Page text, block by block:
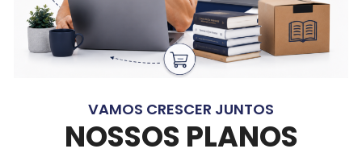
VAMOS CRESCER JUNTOS
NOSSOS PLANOS